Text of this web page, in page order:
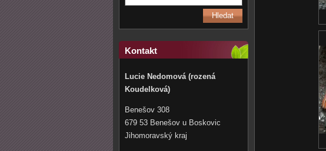
Kontakt
Lucie Nedomová (rozená
Koudelková)
Benešov 308
679 53 Benešov u Boskovic
Jihomoravský kraj